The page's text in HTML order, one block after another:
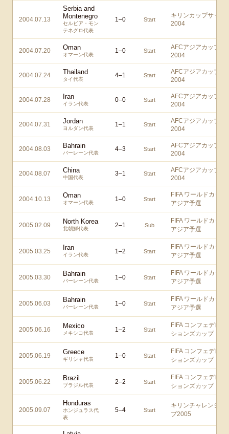
2004.07.13
Serbia and
Montenegro
セルビア・モン
テネグロ代表
1–0 Start
キリンカップサッカ
2004
2004.07.20 Oman
オマーン代表
1–0 Start
AFCアジアカップ中
2004
2004.07.24 Thailand
タイ代表
4–1 Start
AFCアジアカップ中
2004
2004.07.28 Iran
イラン代表
0–0 Start
AFCアジアカップ中
2004
2004.07.31 Jordan
ヨルダン代表
1–1 Start
AFCアジアカップ中
2004
2004.08.03 Bahrain
バーレーン代表
4–3 Start
AFCアジアカップ中
2004
2004.08.07 China
中国代表
3–1 Start
AFCアジアカップ中
2004
2004.10.13 Oman
オマーン代表 1–0 Start
FIFA ワールドカップ
アジア予選
2005.02.09 North Korea
北朝鮮代表 2–1 Sub
FIFA ワールドカップ
アジア予選
2005.03.25 Iran
イラン代表 1–2 Start
FIFA ワールドカップ
アジア予選
2005.03.30 Bahrain
バーレーン代表 1–0 Start
FIFA ワールドカップ
アジア予選
2005.06.03 Bahrain
バーレーン代表 1–0 Start
FIFA ワールドカップ
アジア予選
2005.06.16 Mexico
メキシコ代表 1–2 Start
FIFA コンフェデレー
ションズカップ
2005.06.19 Greece
ギリシャ代表 1–0 Start
FIFA コンフェデレー
ションズカップ
2005.06.22 Brazil
ブラジル代表 2–2 Start
FIFA コンフェデレー
ションズカップ
2005.09.07
Honduras
ホンジュラス代
表
5–4 Start
キリンチャレンジカ
プ2005